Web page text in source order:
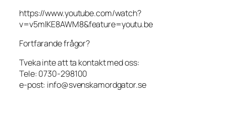
https://www.youtube.com/watch?
v=v5mlKE8AWM8&feature=youtu.be
Fortfarande frågor?
Tveka inte att ta kontakt med oss:
Tele: 0730-298100
e-post: info@svenskamordgator.se